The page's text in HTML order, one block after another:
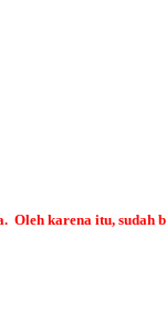
Oleh karena itu, sudah